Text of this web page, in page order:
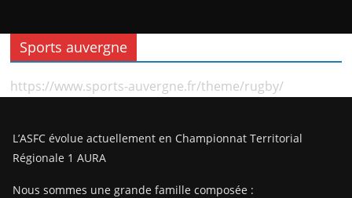
Sports auvergne
https://www.sports-auvergne.fr/theme/rugby/
L’ASFC évolue actuellement en Championnat Territorial
Régionale 1 AURA
Nous sommes une grande famille composée :